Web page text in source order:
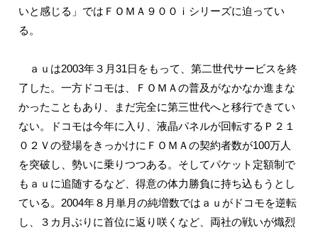
いと感じる」ではＦＯＭＡ９００ｉシリーズに迫ってい
る。
ａｕは2003年３月31日をもって、第二世代サービスを終
了した。一方ドコモは、ＦＯＭＡの普及がなかなか進まな
かったこともあり、まだ完全に第三世代へと移行できてい
ない。ドコモは今年に入り、液晶パネルが回転するＰ２１
０２Ｖの登場をきっかけにＦＯＭＡの契約者数が100万人
を突破し、勢いに乗りつつある。そしてパケット定額制で
もａｕに追随するなど、得意の体力勝負に持ち込もうとし
ている。2004年８月単月の純増数ではａｕがドコモを逆転
し、３カ月ぶりに首位に返り咲くなど、両社の戦いが熾烈